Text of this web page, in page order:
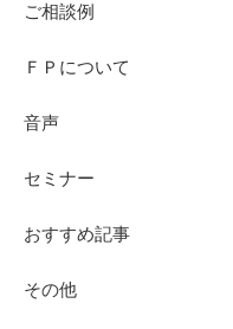
ご相談例
ＦＰについて
音声
セミナー
おすすめ記事
その他